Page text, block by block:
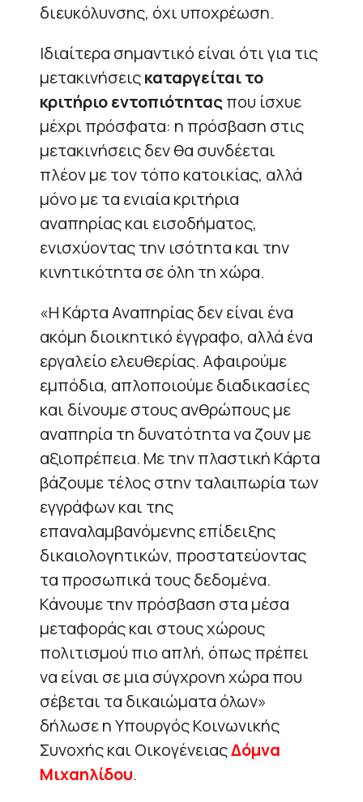
διευκόλυνσης, όχι υποχρέωση.
Ιδιαίτερα σημαντικό είναι ότι για τις
μετακινήσειςκαταργείται το
κριτήριο εντοπιότηταςπου ίσχυε
μέχρι πρόσφατα: η πρόσβαση στις
μετακινήσεις δεν θα συνδέεται
πλέον με τον τόπο κατοικίας, αλλά
μόνο με τα ενιαία κριτήρια
αναπηρίας και εισοδήματος,
ενισχύοντας την ισότητα και την
κινητικότητα σε όλη τη χώρα.
«Η Κάρτα Αναπηρίας δεν είναι ένα
ακόμη διοικητικό έγγραφο, αλλά ένα
εργαλείο ελευθερίας. Αφαιρούμε
εμπόδια, απλοποιούμε διαδικασίες
και δίνουμε στους ανθρώπους με
αναπηρία τη δυνατότητα να ζουν με
αξιοπρέπεια. Με την πλαστική Κάρτα
βάζουμε τέλος στην ταλαιπωρία των
εγγράφων και της
επαναλαμβανόμενης επίδειξης
δικαιολογητικών, προστατεύοντας
τα προσωπικά τους δεδομένα.
Κάνουμε την πρόσβαση στα μέσα
μεταφοράς και στους χώρους
πολιτισμού πιο απλή, όπως πρέπει
να είναι σε μια σύγχρονη χώρα που
σέβεται τα δικαιώματα όλων»
δήλωσε η Υπουργός Κοινωνικής
Συνοχής και ΟικογένειαςΔόμνα
Μιχαηλίδου.